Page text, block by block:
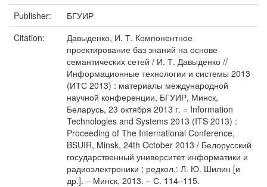
Publisher:
БГУИР
Citation:
Давыденко, И. Т. Компонентное
проектирование баз знаний на основе
семантических сетей / И. Т. Давыденко //
Информационные технологии и системы 2013
(ИТС 2013) : материалы международной
научной конференции, БГУИР, Минск,
Беларусь, 23 октября 2013 г. = Information
Technologies and Systems 2013 (ITS 2013) :
Proceeding of The International Conference,
BSUIR, Minsk, 24th October 2013 / Белорусский
государственный университет информатики и
радиоэлектроники ; редкол.: Л. Ю. Шилин [и
др.]. – Минск, 2013. – С. 114–115.